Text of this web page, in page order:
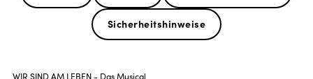
Sicherheitshinweise
WIR SIND AM LEBEN - Das Musical